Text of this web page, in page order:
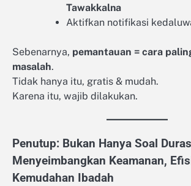
Tawakkalna
Aktifkan notifikasi
Sebenarnya, pemantauan = cara
masalah.
Tidak hanya itu, gratis & mudah.
Karena itu, wajib dilakukan.
Penutup: Bukan Hanya Soal
Menyeimbangkan Keamanan,
Kemudahan Ibadah